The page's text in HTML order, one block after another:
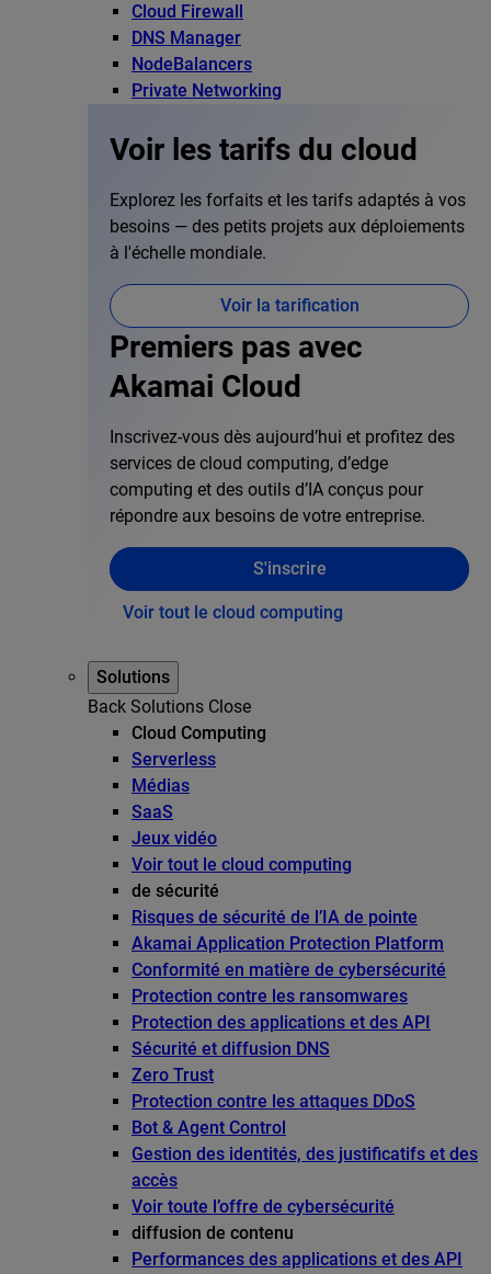
Cloud Firewall
DNS Manager
NodeBalancers
Private Networking
Voir les tarifs du cloud
Explorez les forfaits et les tarifs adaptés à vos
besoins — des petits projets aux déploiements
à l'échelle mondiale.
Voir la tarification
Premiers pas avec
Akamai Cloud
Inscrivez-vous dès aujourd’hui et profitez des
services de cloud computing, d’edge
computing et des outils d’IA conçus pour
répondre aux besoins de votre entreprise.
S'inscrire
Voir tout le cloud computing
Solutions
Back Solutions Close
Cloud Computing
Serverless
Médias
SaaS
Jeux vidéo
Voir tout le cloud computing
de sécurité
Risques de sécurité de l’IA de pointe
Akamai Application Protection Platform
Conformité en matière de cybersécurité
Protection contre les ransomwares
Protection des applications et des API
Sécurité et diffusion DNS
Zero Trust
Protection contre les attaques DDoS
Bot & Agent Control
Gestion des identités, des justificatifs et des
accès
Voir toute l’offre de cybersécurité
diffusion de contenu
Performances des applications et des API